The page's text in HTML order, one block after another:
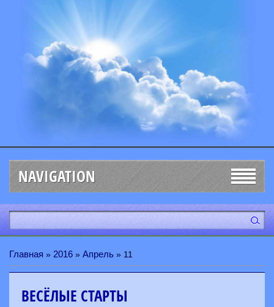
NAVIGATION
Главная » 2016 » Апрель » 11
ВЕСЁЛЫЕ СТАРТЫ